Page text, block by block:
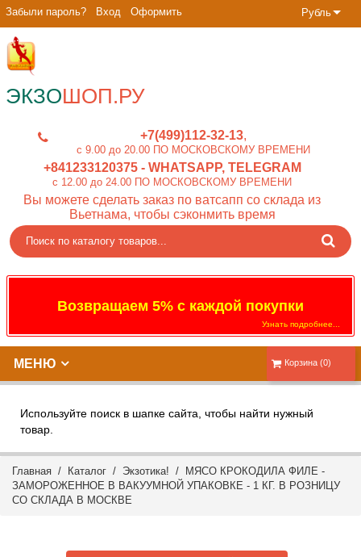
Рубль
Забыли пароль? Вход Оформить
ЭКЗОШОП.РУ
+7(499)112-32-13
c 9.00 до 20.00 ПО МОСКОВСКОМУ ВРЕМЕНИ
+841233120375- WHATSAPP, TELEGRAM
c 12.00 до 24.00 ПО МОСКОВСКОМУ ВРЕМЕНИ
Вы можете сделать заказ по ватсапп со склада из
Вьетнама, чтобы сэконмить время
Возвращаем 5% с каждой покупки
Узнать подробнее...
Корзина (0)
МЕНЮ
Используйте поиск в шапке сайта, чтобы найти нужный
товар.
Главная / Каталог / Экзотика! / МЯСО КРОКОДИЛА ФИЛЕ -
ЗАМОРОЖЕННОЕ В ВАКУУМНОЙ УПАКОВКЕ - 1 КГ. В РОЗНИЦУ
СО СКЛАДА В МОСКВЕ